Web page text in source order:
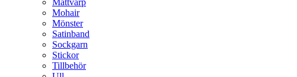
Mattvarp
Mohair
Mönster
Satinband
Sockgarn
Stickor
Tillbehör